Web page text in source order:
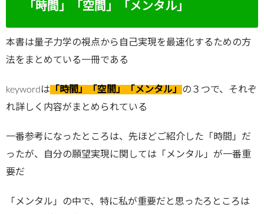
「時間」「空間」「メンタル」
本書は量子力学の視点から自己実現を最速化するための方
法をまとめている一冊である
keywordは 「時間」「空間」「メンタル」 の３つで、それぞ
れ詳しく内容がまとめられている
一番参考になったところは、先ほどご紹介した「時間」だ
ったが、自分の願望実現に関しては「メンタル」が一番重
要だ
「メンタル」の中で、特に私が重要だと思ったろところは